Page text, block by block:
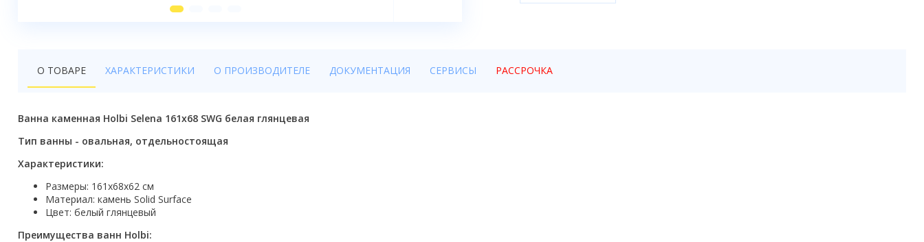
Кухонные мойки
Трапы
Радиаторы отопления
О ТОВАРЕ ХАРАКТЕРИСТИКИ О ПРОИЗВОДИТЕЛЕ ДОКУМЕНТАЦИЯ СЕРВИСЫ РАССРОЧКА
Ванна каменная Holbi Selena 161x68 SWG белая глянцевая
Тип ванны - овальная, отдельностоящая
Характеристики:
Размеры: 161х68х62 см
Материал: камень Solid Surface
Цвет: белый глянцевый
Преимущества ванн Holbi: